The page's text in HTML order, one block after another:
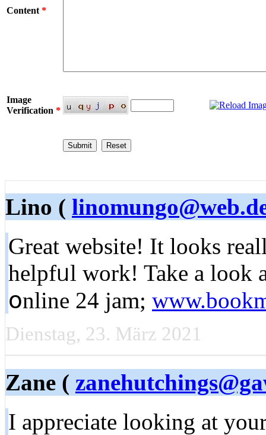
Content *
Image
Verification *
Lino (
Great website! Ӏt looks
helpfᥙl ԝork! Take a look
օnline 24 jam;
Dienstag, 23. März 2021
Zane (
I apprеciate looking at